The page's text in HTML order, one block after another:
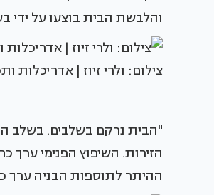
והלבשת הבית בוצעו על ידי
צילום: ולרי זיוז | אדריכלות
"הבית נרקם בשלבים. בשלב
ההיתר לתוספות הבניה ערך